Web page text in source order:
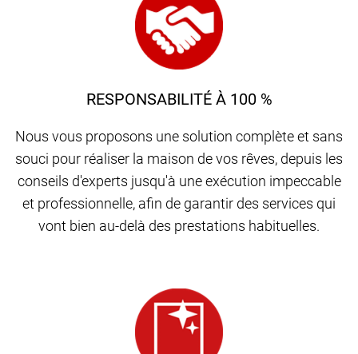
RESPONSABILITÉ À 100 %
Nous vous proposons une solution complète et sans
souci pour réaliser la maison de vos rêves, depuis les
conseils d'experts jusqu'à une exécution impeccable
et professionnelle, afin de garantir des services qui
vont bien au-delà des prestations habituelles.